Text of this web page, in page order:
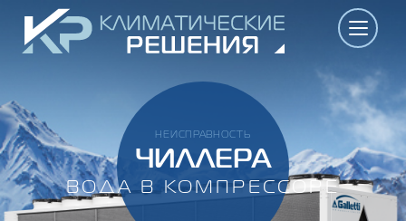
НЕИСПРАВНОСТЬ
ЧИЛЛЕРА
ВОДА В КОМПРЕССОРЕ